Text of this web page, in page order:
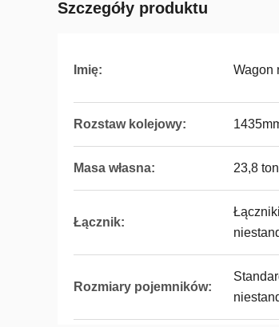
Szczegóły produktu
Imię: Wagon
Rozstaw kolejowy:
Masa własna: 23,8 ton
Łącznik:
Rozmiary pojemników: